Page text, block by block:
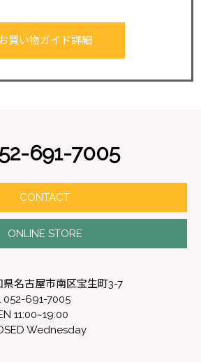
お買い物ガイド詳細
691-7005
CONTACT
ONLINE STORE
県名古屋市南区宝生町3-7
052-691-7005
11:00~19:00
Wednesday